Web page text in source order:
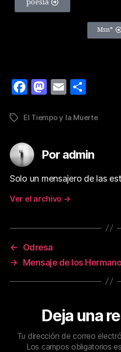
poesía
Msn*
F
c
b
o
o
k
M
to
o
n
E
ai m
a
rt
ir
El Tiempo y la Muerte
Por admin
Solo un mensajero de las
Ver el archivo →
←
Odresa
→
Mensaje de los
Deja una
Tu dirección de correo
Los campos obligatorios